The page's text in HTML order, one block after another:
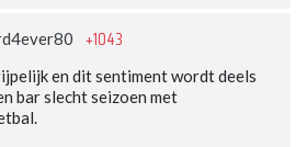
+1043
en dit sentiment wordt deels
bar slecht seizoen met